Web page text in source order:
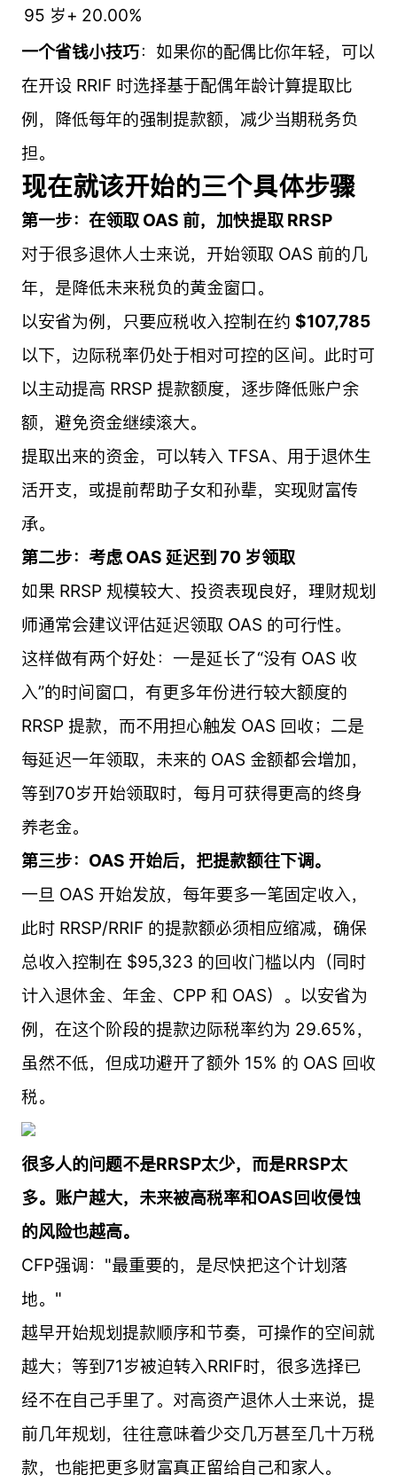
95 岁+ 20.00%
一个省钱小技巧：如果你的配偶比你年轻，可以
在开设 RRIF 时选择基于配偶年龄计算提取比
例，降低每年的强制提款额，减少当期税务负
担。
现在就该开始的三个具体步骤
第一步：在领取 OAS 前，加快提取 RRSP
对于很多退休人士来说，开始领取 OAS 前的几
年，是降低未来税负的黄金窗口。
以安省为例，只要应税收入控制在约 $107,785
以下，边际税率仍处于相对可控的区间。此时可
以主动提高 RRSP 提款额度，逐步降低账户余
额，避免资金继续滚大。
提取出来的资金，可以转入 TFSA、用于退休生
活开支，或提前帮助子女和孙辈，实现财富传
承。
第二步：考虑 OAS 延迟到 70 岁领取
如果 RRSP 规模较大、投资表现良好，理财规划
师通常会建议评估延迟领取 OAS 的可行性。
这样做有两个好处：一是延长了“没有 OAS 收
入”的时间窗口，有更多年份进行较大额度的
RRSP 提款，而不用担心触发 OAS 回收；二是
每延迟一年领取，未来的 OAS 金额都会增加，
等到70岁开始领取时，每月可获得更高的终身
养老金。
第三步：OAS 开始后，把提款额往下调。
一旦 OAS 开始发放，每年要多一笔固定收入，
此时 RRSP/RRIF 的提款额必须相应缩减，确保
总收入控制在 $95,323 的回收门槛以内（同时
计入退休金、年金、CPP 和 OAS）。以安省为
例，在这个阶段的提款边际税率约为 29.65%，
虽然不低，但成功避开了额外 15% 的 OAS 回收
税。
很多人的问题不是RRSP太少，而是RRSP太
多。账户越大，未来被高税率和OAS回收侵蚀
的风险也越高。
CFP强调："最重要的，是尽快把这个计划落
地。"
越早开始规划提款顺序和节奏，可操作的空间就
越大；等到71岁被迫转入RRIF时，很多选择已
经不在自己手里了。对高资产退休人士来说，提
前几年规划，往往意味着少交几万甚至几十万税
款，也能把更多财富真正留给自己和家人。